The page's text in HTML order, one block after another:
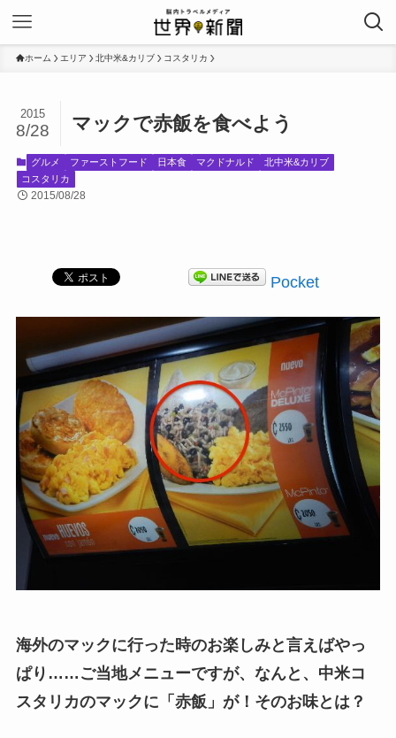
ホーム エリア 北中米&カリブ コスタリカ
マックで赤飯を食べよう
2015
8/28
グルメ ファーストフード 日本食 マクドナルド
北中米&カリブ
コスタリカ
2015/08/28
Pocket
海外のマックに行った時のお楽しみと言えばやっ
ぱり……ご当地メニューですが、なんと、中米コ
スタリカのマックに「赤飯」が！そのお味とは？